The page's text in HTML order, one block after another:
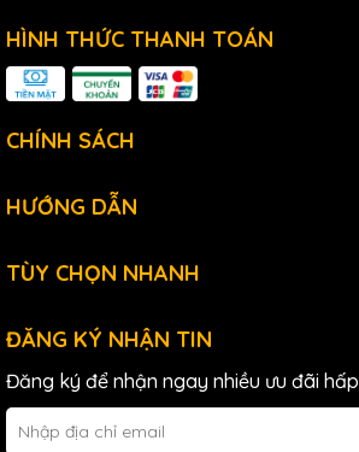
4. Khả năng chống
HÌNH THỨC THANH TOÁN
CHÍNH SÁCH
HƯỚNG DẪN
TÙY CHỌN NHANH
ĐĂNG KÝ NHẬN TIN
Đăng ký để nhận ngay nhiều ưu đãi